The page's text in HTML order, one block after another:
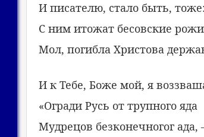
И писателю, стало быть, тоже:
С ним итожат бесовские
Мол, погибла Христова
И к Тебе, Боже мой, я
«Огради Русь от трупного яда
Мудрецов безконечногог